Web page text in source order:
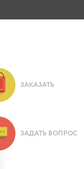
ЗАКАЗАТЬ
ЗАДАТЬ ВОПРОС